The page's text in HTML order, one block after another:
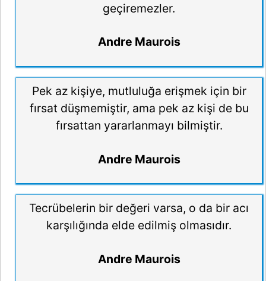
geçiremezler.
Andre Maurois
Pek az kişiye, mutluluğa erişmek için bir
fırsat düşmemiştir, ama pek az kişi de bu
fırsattan yararlanmayı bilmiştir.
Andre Maurois
Tecrübelerin bir değeri varsa, o da bir acı
karşılığında elde edilmiş olmasıdır.
Andre Maurois